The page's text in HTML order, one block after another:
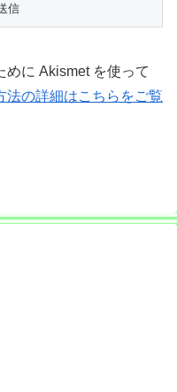
めに Akismet を使って
法の詳細はこちらをご覧